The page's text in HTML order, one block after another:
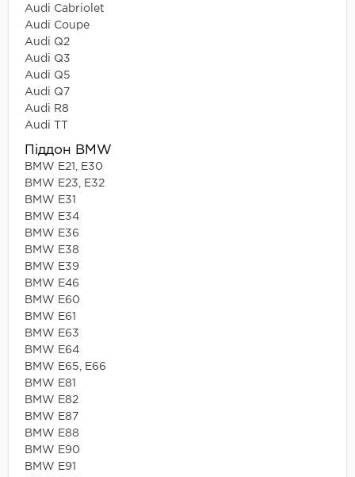
Audi Cabriolet
Audi Coupe
Audi Q2
Audi Q3
Audi Q5
Audi Q7
Audi R8
Audi TT
Піддон BMW
BMW E21, E30
BMW E23, E32
BMW E31
BMW E34
BMW E36
BMW E38
BMW E39
BMW E46
BMW E60
BMW E61
BMW E63
BMW E64
BMW E65, E66
BMW E81
BMW E82
BMW E87
BMW E88
BMW E90
BMW E91